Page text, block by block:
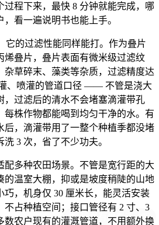
过程下来，最快 8 分钟就能完成，哪
看一遍说明书也能上手。
它的过滤性能同样能打。作为叠片
烯叠片，叠片表面有微米级过滤纹
杂草碎末、藻类等杂质，过滤精度达
、喷灌的管道口径 —— 不管是浇大
，过滤后的清水不会堵塞滴灌带孔
每株作物都能喝到均匀干净的水。有
后，滴灌带用了一整个种植季都没堵
3 次，省了不少功夫。
配多种农田场景。不管是宽行距的大
的温室大棚，抑或是坡度稍陡的山地
巧，机身仅 30 厘米长，能灵活安装
不占种植空间；接口管径有 2 寸、3
数农户现有的灌溉管道，不用额外换